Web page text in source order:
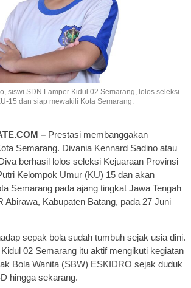
siswi SDN Lamper Kidul 02 Semarang, lolos seleksi
15 dan siap mewakili Kota Semarang.
– Prestasi membanggakan
Semarang. Divania Kennard Sadino atau
berhasil lolos seleksi Kejuaraan Provinsi
Kelompok Umur (KU) 15 dan akan
Semarang pada ajang tingkat Jawa Tengah
Abirawa, Kabupaten Batang, pada 27 Juni
sepak bola sudah tumbuh sejak usia dini.
02 Semarang itu aktif mengikuti kegiatan
Bola Wanita (SBW) ESKIDRO sejak duduk
hingga sekarang.